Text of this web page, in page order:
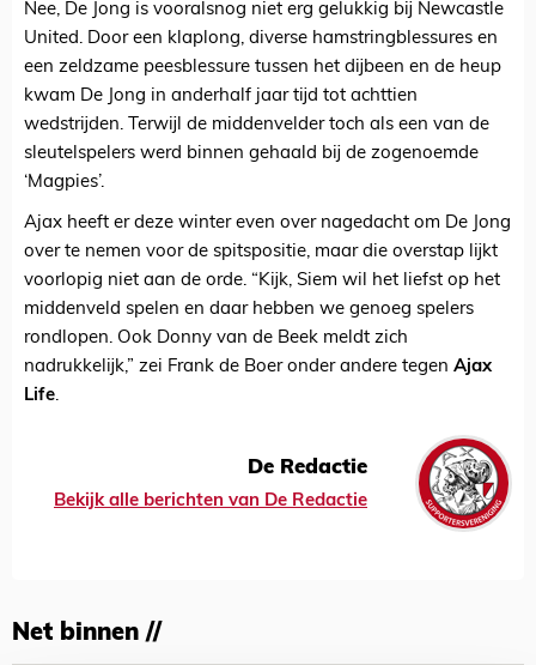
Nee, De Jong is vooralsnog niet erg gelukkig bij Newcastle
United. Door een klaplong, diverse hamstringblessures en
een zeldzame peesblessure tussen het dijbeen en de heup
kwam De Jong in anderhalf jaar tijd tot achttien
wedstrijden. Terwijl de middenvelder toch als een van de
sleutelspelers werd binnen gehaald bij de zogenoemde
‘Magpies’.
Ajax heeft er deze winter even over nagedacht om De Jong
over te nemen voor de spitspositie, maar die overstap lijkt
voorlopig niet aan de orde. “Kijk, Siem wil het liefst op het
middenveld spelen en daar hebben we genoeg spelers
rondlopen. Ook Donny van de Beek meldt zich
nadrukkelijk,” zei Frank de Boer onder andere tegen Ajax
Life.
De Redactie
Bekijk alle berichten van De Redactie
Net binnen //